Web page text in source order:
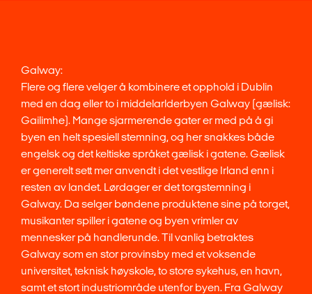
Galway:
Flere og flere velger å kombinere et opphold i Dublin
med en dag eller to i middelarlderbyen Galway (gælisk:
Gailimhe). Mange sjarmerende gater er med på å gi
byen en helt spesiell stemning, og her snakkes både
engelsk og det keltiske språket gælisk i gatene. Gælisk
er generelt sett mer anvendt i det vestlige Irland enn i
resten av landet. Lørdager er det torgstemning i
Galway. Da selger bøndene produktene sine på torget,
musikanter spiller i gatene og byen vrimler av
mennesker på handlerunde. Til vanlig betraktes
Galway som en stor provinsby med et voksende
universitet, teknisk høyskole, to store sykehus, en havn,
samt et stort industriområde utenfor byen. Fra Galway